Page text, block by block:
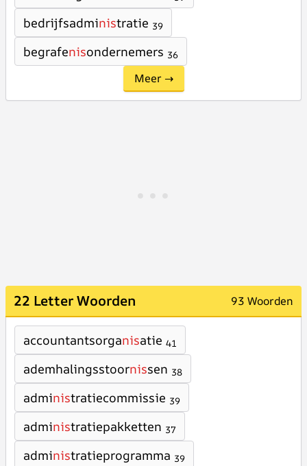
bedrijfsadministratie 39
begrafenisondernemers 36
Meer →
22 Letter Woorden 93 Woorden
accountantsorganisatie 41
ademhalingsstoornissen 38
administratiecommissie 39
administratiepakketten 37
administratieprogramma 39